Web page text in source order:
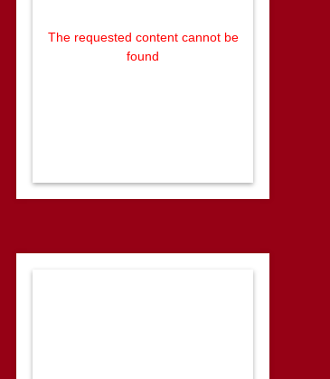
The requested content cannot be
found